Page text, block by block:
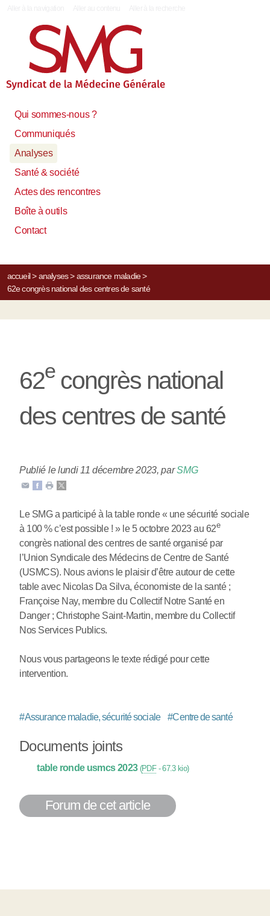
Qui sommes-nous ?
Communiqués
Analyses
Santé & société
Actes des rencontres
Boîte à outils
Contact
accueil> analyses> assurance maladie>
62e congrès national des centres de santé
62econgrès national
des centres de santé
Publié le lundi 11 décembre 2023,parSMG
Le SMG a participé à la table ronde « une sécurité sociale
à 100 % c’est possible ! » le 5 octobre 2023 au 62e
congrès national des centres de santé organisé par
l’Union Syndicale des Médecins de Centre de Santé
(USMCS). Nous avions le plaisir d’être autour de cette
table avec Nicolas Da Silva, économiste de la santé ;
Françoise Nay, membre du Collectif Notre Santé en
Danger ; Christophe Saint-Martin, membre du Collectif
Nos Services Publics.
Nous vous partageons le texte rédigé pour cette
intervention.
#Assurance maladie, sécurité sociale #Centre de santé
Documents joints
table ronde usmcs 2023 (PDF-67.3 kio)
Forum de cet article